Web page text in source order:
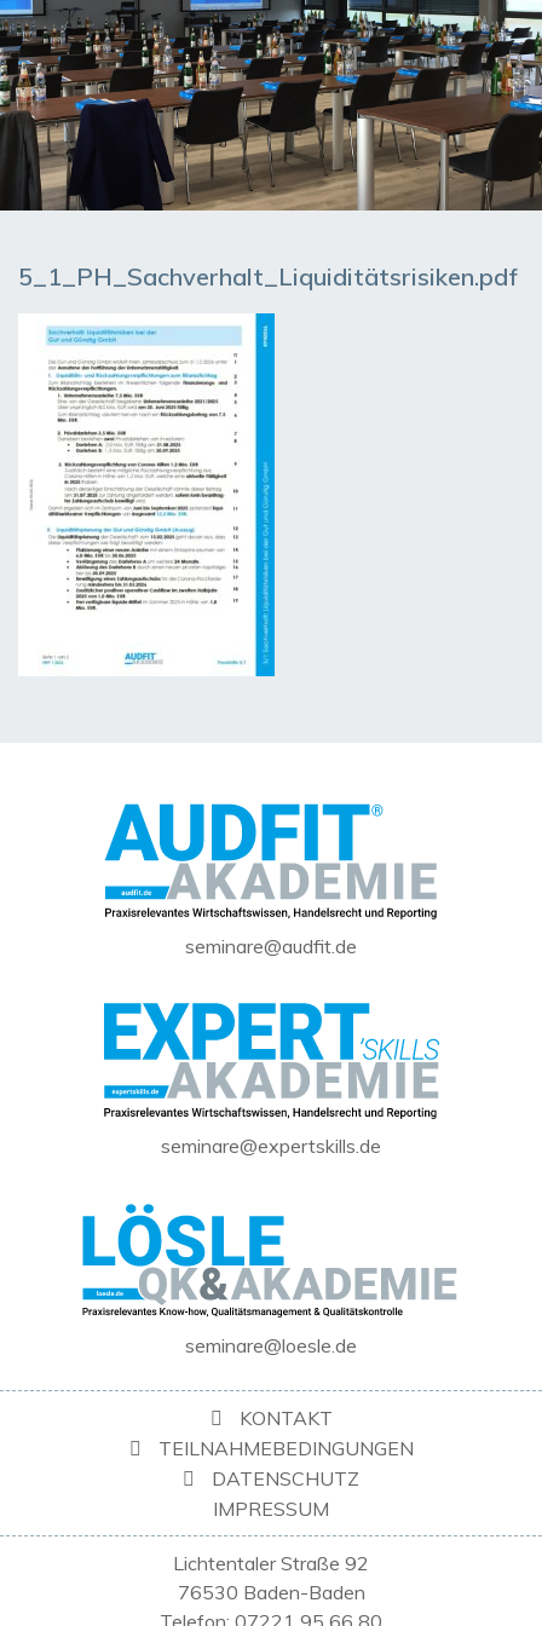
5_1_PH_Sachverhalt_Liquiditätsrisiken.pdf
seminare@audfit.de
seminare@expertskills.de
seminare@loesle.de
KONTAKT
TEILNAHMEBEDINGUNGEN
DATENSCHUTZ
IMPRESSUM
Lichtentaler Straße 92
76530 Baden-Baden
Telefon: 07221 95 66 80